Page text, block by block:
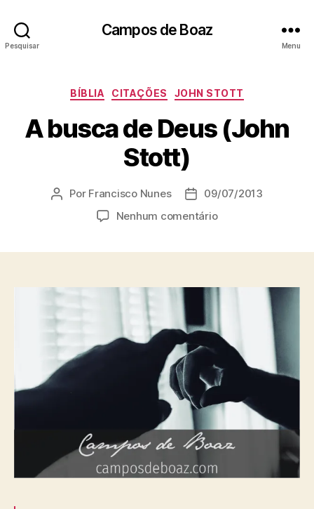
Pesquisar
Campos de Boaz
Menu
C
t
e
g
o
i
a
BÍBLIA CITAÇÕES JOHN STOTT
A busca de Deus (John
Stott)
A
r
o
o
s
t
Por Francisco Nunes
D
d
p
l
i
ç
ã
o
09/07/2013
Nenhum comentárioe
s
d
D
e
u
s
(
J
h